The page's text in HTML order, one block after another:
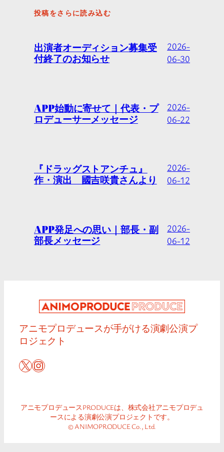
投稿をさらに読み込む
出演者オーディション募集受
付終了のお知らせ
2026-
06-30
APP始動に寄せて｜代表・プ
ロデューサーメッセージ
2026-
06-22
『ドラッグストアンチュ』
作・演出 國吉咲貴さんより
2026-
06-12
APP発足への思い｜部長・副
部長メッセージ
2026-
06-12
アニモプロデュースが手がける演劇公演プ
ロジェクト
X Instagram
アニモプロデュースPRODUCEは、株式会社アニモプロデュ
ースによる演劇公演プロジェクトです。
© ANIMOPRODUCE Co., Ltd.